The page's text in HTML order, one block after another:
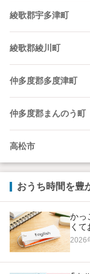
綾歌郡宇多津町
綾歌郡綾川町
仲多度郡多度津町
仲多度郡まんのう町
高松市
おうち時間を豊
かっ
く
2026